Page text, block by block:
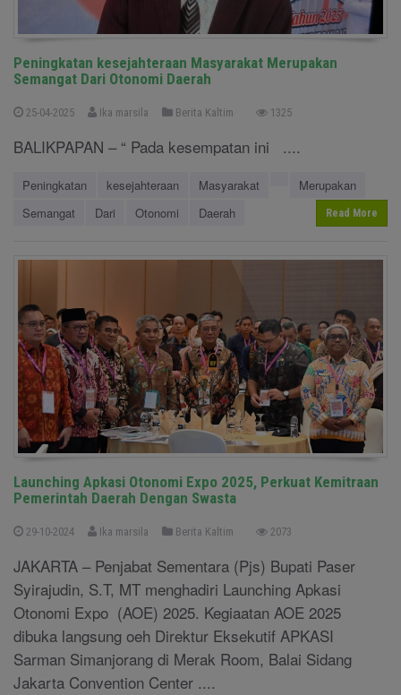
Peningkatan kesejahteraan Masyarakat Merupakan
Semangat Dari Otonomi Daerah
25-04-2025 Ika marsila Berita Kaltim 1325
BALIKPAPAN – “ Pada kesempatan ini ....
Peningkatan kesejahteraan Masyarakat
Merupakan
Semangat
Dari Otonomi Daerah Read More
Launching Apkasi Otonomi Expo 2025, Perkuat Kemitraan
Pemerintah Daerah Dengan Swasta
29-10-2024 Ika marsila Berita Kaltim 2073
JAKARTA – Penjabat Sementara (Pjs) Bupati Paser
Syirajudin, S.T, MT menghadiri Launching Apkasi
Otonomi Expo (AOE) 2025. Kegiaatan AOE 2025
dibuka langsung oeh Direktur Eksekutif APKASI
Sarman Simanjorang di Merak Room, Balai Sidang
Jakarta Convention Center ....